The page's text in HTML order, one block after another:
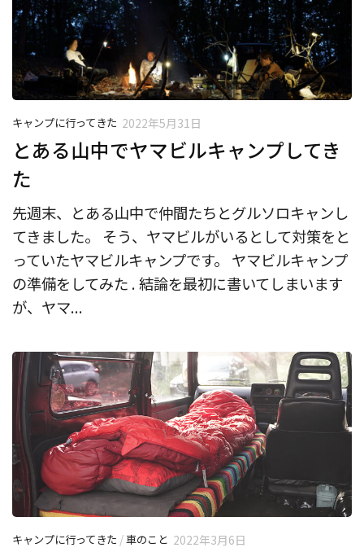
キャンプに行ってきた 2022年5月31日
とある山中でヤマビルキャンプしてき
た
先週末、とある山中で仲間たちとグルソロキャンし
てきました。 そう、ヤマビルがいるとして対策をと
っていたヤマビルキャンプです。 ヤマビルキャンプ
の準備をしてみた . 結論を最初に書いてしまいます
が、ヤマ...
キャンプに行ってきた /車のこと 2022年3月6日